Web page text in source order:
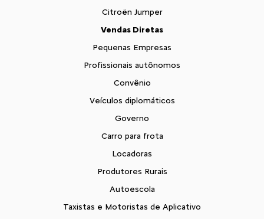
Citroën Jumper
Vendas Diretas
Pequenas Empresas
Profissionais autônomos
Convênio
Veículos diplomáticos
Governo
Carro para frota
Locadoras
Produtores Rurais
Autoescola
Taxistas e Motoristas de Aplicativo